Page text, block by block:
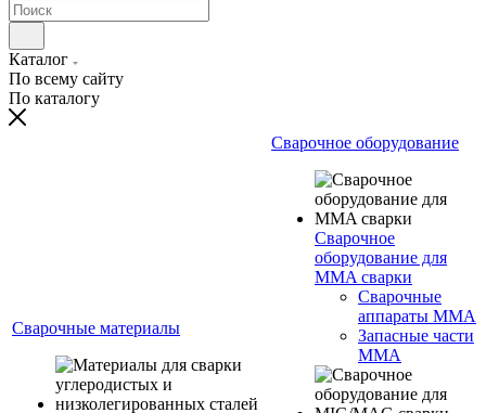
Каталог
По всему сайту
По каталогу
Сварочные материалы
Сварочное оборудование
Сварочное
оборудование для
MMA сварки
Сварочные
аппараты MMA
Запасные части
MMA